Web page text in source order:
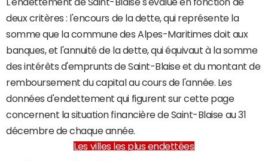
deux critères : l'encours de la dette, qui représente la
somme que la commune des Alpes-Maritimes doit aux
banques, et l'annuité de la dette, qui équivaut à la somme
des intérêts d'emprunts de Saint-Blaise et du montant de
remboursement du capital au cours de l'année. Les
données d'endettement qui figurent sur cette page
concernent la situation financière de Saint-Blaise au 31
décembre de chaque année.
Les villes les plus endettées